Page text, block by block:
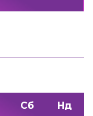
Сб Нд